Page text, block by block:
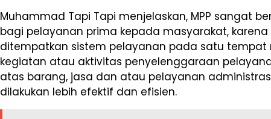
Muhammad Tapi Tapi menjelaskan, MPP sangat
bagi pelayanan prima kepada masyarakat,
ditempatkan sistem pelayanan pada satu tempat
kegiatan atau aktivitas penyelenggaraan
atas barang, jasa dan atau pelayanan
dilakukan lebih efektif dan efisien.